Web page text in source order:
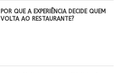
POR QUE A EXPERIÊNCIA DECIDE QUEM
VOLTA AO RESTAURANTE?